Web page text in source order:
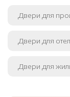
Двери для
Двери для
Двери для